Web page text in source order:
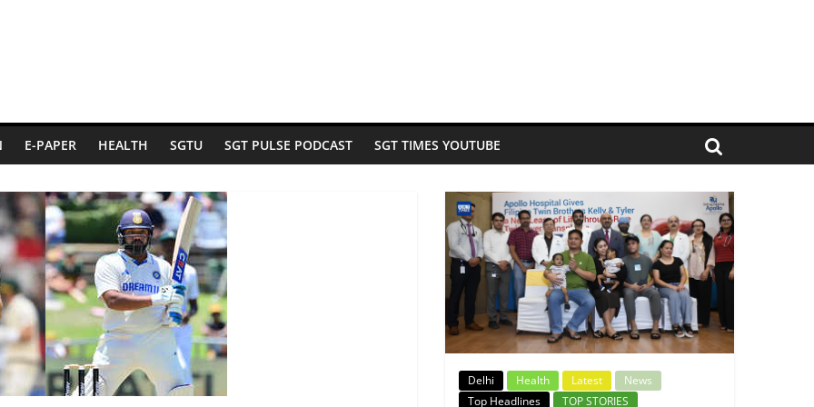
E-PAPER HEALTH SGTU SGT PULSE PODCAST SGT TIMES YOUTUBE
Delhi Health Latest
News
Top Headlines
TOP STORIES